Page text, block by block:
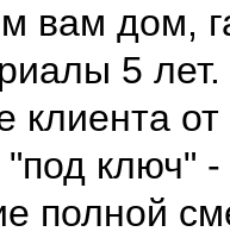
вам дом,
5
клиента от
ключ" -
полной